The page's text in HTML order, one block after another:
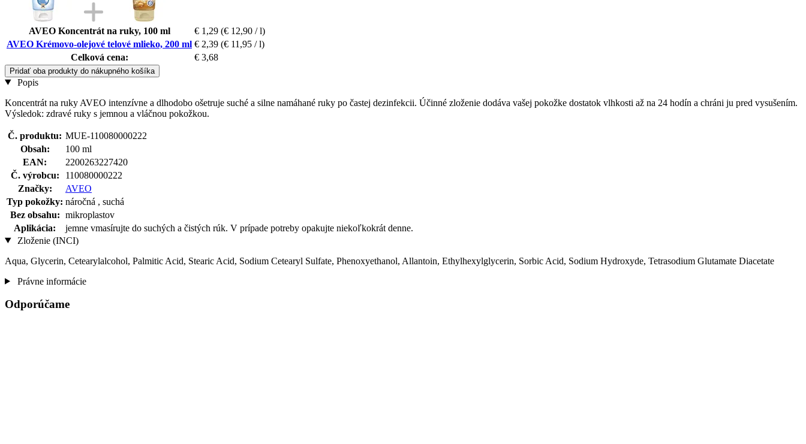
AVEO Koncentrát na ruky, 100 ml € 1,29 (€ 12,90 / l)
AVEO Krémovo-olejové telové mlieko, 200 ml € 2,39 (€ 11,95 / l)
Celková cena:
€ 3,68
Pridať oba produkty do nákupného košíka
Popis
Koncentrát na ruky AVEO intenzívne a dlhodobo ošetruje suché a silne namáhané ruky po častej dezinfekcii. Účinné zloženie dodáva vašej pokožke dostatok vlhkosti až na 24 hodín a chráni ju pred vysušením.
Výsledok: zdravé ruky s jemnou a vláčnou pokožkou.
Č. produktu: MUE-110080000222
Obsah:
100 ml
EAN:
2200263227420
Č. výrobcu:
110080000222
Značky:
AVEO
Typ pokožky: náročná , suchá
Bez obsahu: mikroplastov
Aplikácia:
jemne vmasírujte do suchých a čistých rúk. V prípade potreby opakujte niekoľkokrát denne.
Zloženie (INCI)
Aqua, Glycerin, Cetearylalcohol, Palmitic Acid, Stearic Acid, Sodium Cetearyl Sulfate, Phenoxyethanol, Allantoin, Ethylhexylglycerin, Sorbic Acid, Sodium Hydroxyde, Tetrasodium Glutamate Diacetate
Právne informácie
Odporúčame